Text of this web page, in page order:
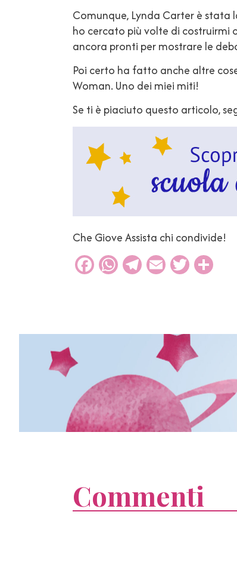
Comunque, Lynda Carter è stata
ho cercato più volte di costruirmi
ancora pronti per mostrare le
Poi certo ha fatto anche altre
Woman. Uno dei miei miti!
Se ti è piaciuto questo articolo,
Che Giove Assista chi condivide!
Facebook
WhatsApp
Telegram
EmailTwitter
Commenti